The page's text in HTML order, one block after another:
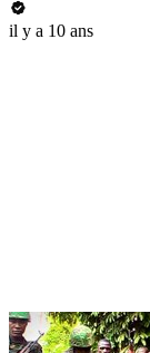
il y a 10 ans